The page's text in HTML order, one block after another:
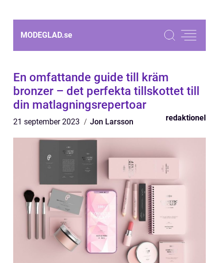
MODEGLAD.se
En omfattande guide till kräm
bronzer – det perfekta tillskottet till
din matlagningsrepertoar
21 september 2023 Jon Larsson redaktionel